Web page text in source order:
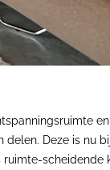
Deze is nu
scheidende